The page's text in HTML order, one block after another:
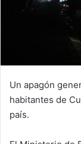
Un apagón
habitantes de
país.